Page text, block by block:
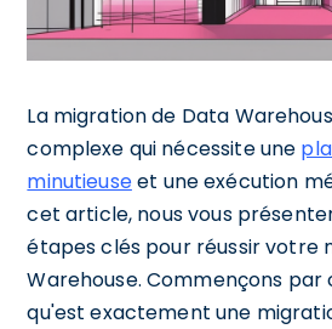
La migration de Data
complexe qui nécessite une
minutieuseet une exécution
cet article, nous vous
étapes clés pour réussir votre
Warehouse. Commençons
qu'est exactement une